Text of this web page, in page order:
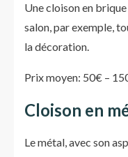
Une cloison en
salon, par exemple,
la décoration.
Prix moyen: 50€ –
Cloison en
Le métal, avec son